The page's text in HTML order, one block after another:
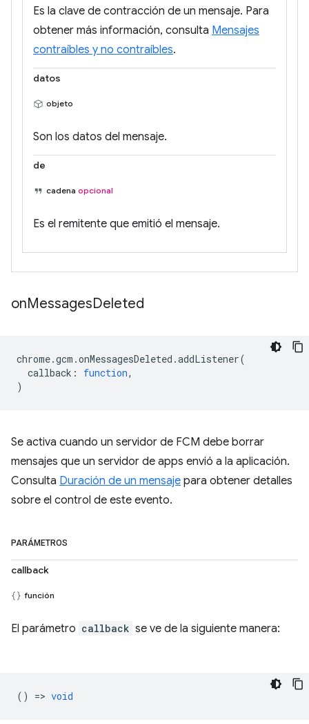
Es la clave de contracción de un mensaje. Para
obtener más información, consulta Mensajes
contraíbles y no contraíbles.
datos
objeto
Son los datos del mensaje.
de
cadena opcional
Es el remitente que emitió el mensaje.
onMessagesDeleted
chrome.gcm .onMessagesDeleted .addListener(
callback : function,
)
Se activa cuando un servidor de FCM debe borrar
mensajes que un servidor de apps envió a la aplicación.
Consulta Duración de un mensaje para obtener detalles
sobre el control de este evento.
PARÁMETROS
callback
función
El parámetro callback se ve de la siguiente manera:
() => void